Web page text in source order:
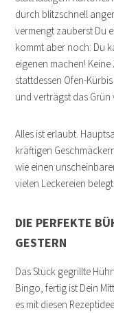
durch blitzschnell
vermengt zauberst Du
kommt aber noch: Du
eigenen machen!
stattdessen Ofen-
und verträgst das
Alles ist erlaubt.
kräftigen
wie einen
vielen Leckereien
DIE PERFEKTE
GESTERN
Das Stück gegrillte
Bingo, fertig ist Dein
es mit diesen